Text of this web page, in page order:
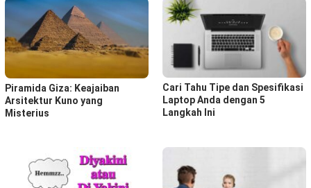
Piramida Giza: Keajaiban
Arsitektur Kuno yang
Misterius
Cari Tahu Tipe dan Spesifikasi
Laptop Anda dengan 5
Langkah Ini